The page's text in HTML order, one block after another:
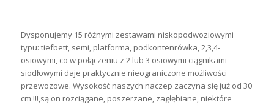
Dysponujemy 15 różnymi zestawami niskopodwoziowymi
typu: tiefbett, semi, platforma, podkontenrówka, 2,3,4-
osiowymi, co w połączeniu z 2 lub 3 osiowymi ciągnikami
siodłowymi daje praktycznie nieograniczone możliwości
przewozowe. Wysokość naszych naczep zaczyna się już od 30
cm !!!,są on rozciągane, poszerzane, zagłębiane, niektóre